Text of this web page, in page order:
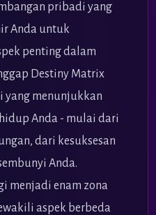
pribadi yang
Anda untuk
penting dalam
Destiny Matrix
yang menunjukkan
Anda - mulai dari
dari kesuksesan
Anda.
menjadi enam zona
aspek berbeda